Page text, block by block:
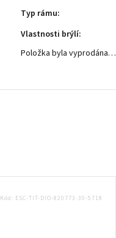
Typ rámu:
Vlastnosti brýlí:
Položka byla vyprodána…
Kód: ESC-TIT-DIO-820773-30-5718